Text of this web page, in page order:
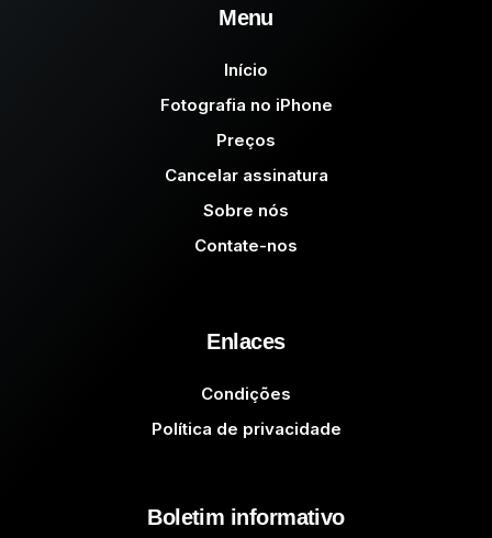
Menu
Início
Fotografia no iPhone
Preços
Cancelar assinatura
Sobre nós
Contate-nos
Enlaces
Condições
Política de privacidade
Boletim informativo